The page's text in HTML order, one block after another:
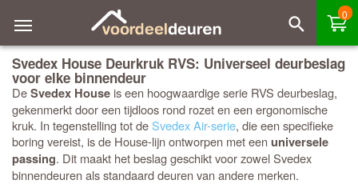
0
Svedex House Deurkruk RVS: Universeel deurbeslag
voor elke binnendeur
DeSvedex House is een hoogwaardige serie RVS deurbeslag,
gekenmerkt door een tijdloos rond rozet en een ergonomische
kruk. In tegenstelling tot deSvedex Air-serie, die een specifieke
boring vereist, is de House-lijn ontworpen met eenuniversele
passing. Dit maakt het beslag geschikt voor zowel Svedex
binnendeuren als standaard deuren van andere merken.